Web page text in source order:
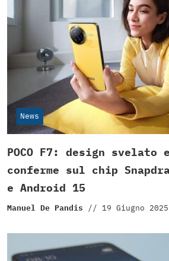
News
POCO F7: design svelato
conferme sul chip
e Android 15
Manuel De Pandis // 19 Giugno 2025